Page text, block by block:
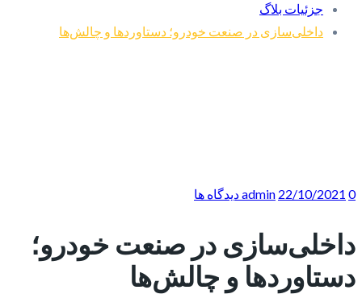
جزئیات بلاگ
داخلی‌سازی در صنعت خودرو؛ دستاوردها و چالش‌ها
admin 22/10/2021 0 دیدگاه ها
داخلی‌سازی در صنعت خودرو؛
دستاوردها و چالش‌ها